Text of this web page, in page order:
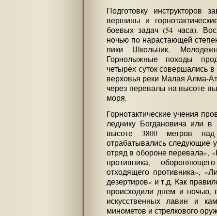
Подготовку инструкторов
вершины и
боевых задач (54 часа).
ночью по нарастающей
пики Школьник,
Горнолыжные походы
четырех суток совершались
верховья реки Малая Алма-
через перевалы на высоте
моря.
Горнотактические учения
леднику Богдановича или
высоте 3800 метров
отрабатывались следующие
отряд в обороне перевала»,
противника,
отходящего противника»,
дезертиров» и т.д. Как
происходили днем и ночью,
искусственных лавин и
минометов и стрелкового